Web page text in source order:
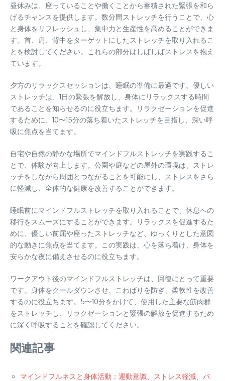
昼休みは、座っていることや働くことから蓄積された緊張を和ら
げるチャンスを提供します。数分間ストレッチを行うことで、心
と身体をリフレッシュし、集中力と生産性を高めることができま
す。首、肩、背中をターゲットにしたストレッチを取り入れるこ
とを検討してください。これらの部分はしばしばストレスを抱え
ています。
夕方のリラックスセッションは、睡眠の準備に最適です。優しい
ストレッチは、1日の緊張を解放し、身体にリラックスする時間
であることを知らせるのに役立ちます。リラクゼーションを促進
するために、10〜15分の落ち着いたストレッチを目指し、深い呼
吸に焦点を当てます。
自宅や自然の静かな場所でマインドフルストレッチを実践するこ
とで、体験が向上します。公園や庭などの屋外の環境は、ストレ
ッチをしながら周囲とつながることを可能にし、ストレスをさら
に軽減し、全体的な健康を改善することができます。
睡眠前にマインドフルストレッチを取り入れることで、休息への
移行をスムーズにすることができます。リラックスを促進するた
めに、優しい前屈や座ったストレッチなど、ゆっくりとした意図
的な動きに焦点を当てます。この実践は、心を落ち着け、身体を
安らかな夜に備えさせるのに役立ちます。
ワークアウト後のマインドフルストレッチは、回復にとって重要
です。身体をクールダウンさせ、こわばりを防ぎ、柔軟性を改善
するのに役立ちます。5〜10分をかけて、使用した主要な筋肉群
をストレッチし、リラクゼーションと緊張の解放を促進するため
に深く呼吸することを確認してください。
関連記事
マインドフルネスと身体活動：運動意識、ストレス軽減、パ